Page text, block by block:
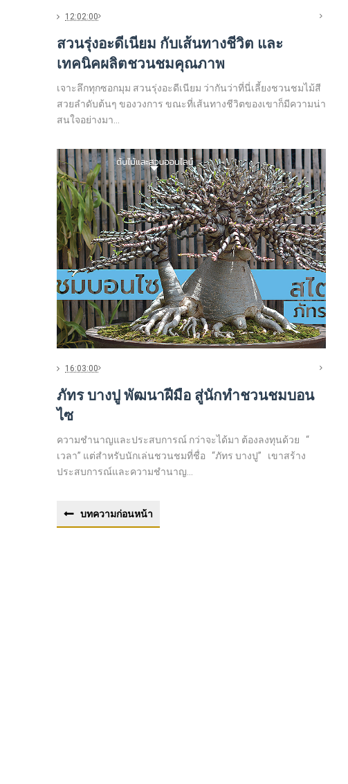
12:02:00
สวนรุ่งอะดีเนียม กับเส้นทางชีวิต และ
เทคนิคผลิตชวนชมคุณภาพ
เจาะลึกทุกซอกมุม สวนรุ่งอะดีเนียม ว่ากันว่าที่นี่เลี้ยงชวนชมไม้สี
สวยลำดับต้นๆ ของวงการ ขณะที่เส้นทางชีวิตของเขาก็มีความน่า
สนใจอย่างมา...
16:03:00
ภัทร บางปู พัฒนาฝีมือ สู่นักทำชวนชมบอน
ไซ
ความชำนาญและประสบการณ์ กว่าจะได้มา ต้องลงทุนด้วย “
เวลา” แต่สำหรับนักเล่นชวนชมที่ชื่อ “ภัทร บางปู” เขาสร้าง
ประสบการณ์และความชำนาญ...
บทความก่อนหน้า